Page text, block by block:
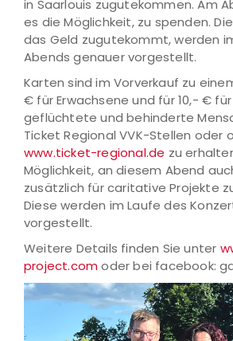
in Saarlouis zugutekommen. Am
es die Möglichkeit, zu spenden.
das Geld zugutekommt, werden
Abends genauer vorgestellt.
Karten sind im Vorverkauf zu
€ für Erwachsene und für 10,- €
geflüchtete und behinderte
Ticket Regional VVK-Stellen oder
www.ticket-regional.de zu
Möglichkeit, an diesem Abend
zusätzlich für caritative Projekte
Diese werden im Laufe des
vorgestellt.
Weitere Details finden Sie unter
project.comoder bei facebook: